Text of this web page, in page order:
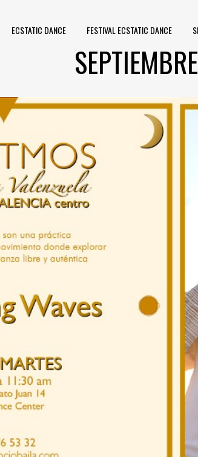
ECSTATIC DANCE FESTIVAL ECSTATIC DANCE